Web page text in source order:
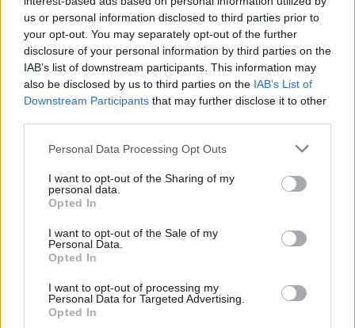
us or personal information disclosed to third parties prior to
your opt-out. You may separately opt-out of the further
disclosure of your personal information by third parties on the
IAB’s list of downstream participants. This information may
also be disclosed by us to third parties on the IAB’s List of
Downstream Participants that may further disclose it to other
Personal Data Processing Opt Outs
I want to opt-out of the Sharing of my
personal data.
Opted In
I want to opt-out of the Sale of my
Personal Data.
Opted In
I want to opt-out of processing my
Personal Data for Targeted Advertising.
Opted In
Quanto alle due sentenze di assoluzione è
logico farsi qualche domanda ma in Italia
fortunatamente ci sono ancora tre gradi di
giudizio. Io rimango convinto della
colpevolezza di Stasi. L’assassino - ribadisce
Garofano - è uno solo. Pensare che ci fosse
integerrimo con cui quella povera ragazza
conduceva la sua vita e contrasta con la
ricostruzione medico-legale e dinamica
dell’omicidio”.